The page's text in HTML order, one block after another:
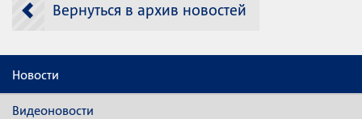
Вернуться в архив новостей
Новости
Видеоновости